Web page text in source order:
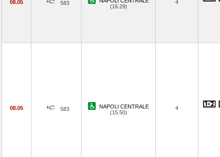
08.05 583
(16.29)
4
08.05 583
NAPOLI CENTRALE
(15.50)
4